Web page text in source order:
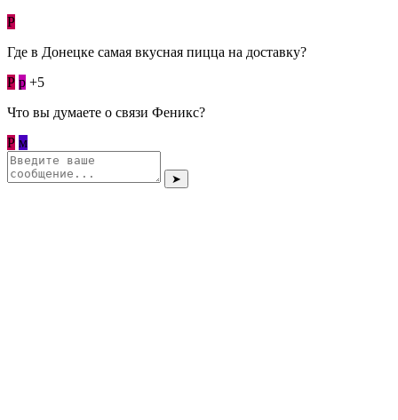
Р
Где в Донецке самая вкусная пицца на доставку?
Р p +5
Что вы думаете о связи Феникс?
Р м
➤